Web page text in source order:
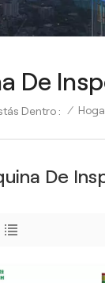
De
Dentro : /
De